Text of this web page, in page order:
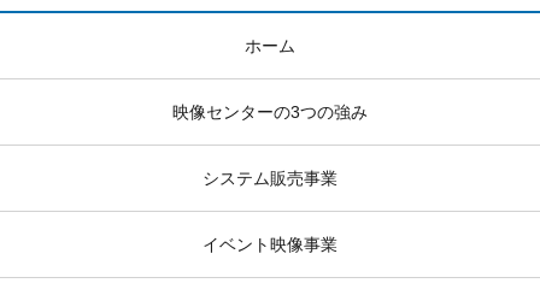
ホーム
映像センターの3つの強み
システム販売事業
イベント映像事業